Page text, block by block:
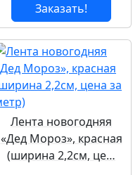
Заказать!
Лента новогодняя
«Дед Мороз», красная
(ширина 2,2см, це…